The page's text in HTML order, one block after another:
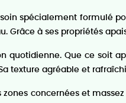
spécialement formulé
à ses propriétés
quotidienne. Que ce soit
texture agréable et
concernées et